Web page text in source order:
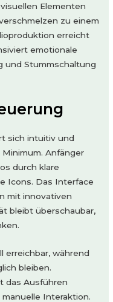
Elementen
zu einem
erreicht
emotionale
und Stummschaltung
sich intuitiv und
Anfänger
durch klare
Icons. Das Interface
mit innovativen
bleibt überschaubar,
erreichbar, während
bleiben.
das Ausführen
Interaktion.